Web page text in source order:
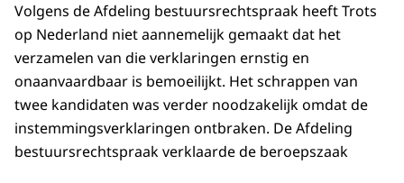
Volgens de Afdeling bestuursrechtspraak heeft Trots
op Nederland niet aannemelijk gemaakt dat het
verzamelen van die verklaringen ernstig en
onaanvaardbaar is bemoeilijkt. Het schrappen van
twee kandidaten was verder noodzakelijk omdat de
instemmingsverklaringen ontbraken. De Afdeling
bestuursrechtspraak verklaarde de beroepszaak